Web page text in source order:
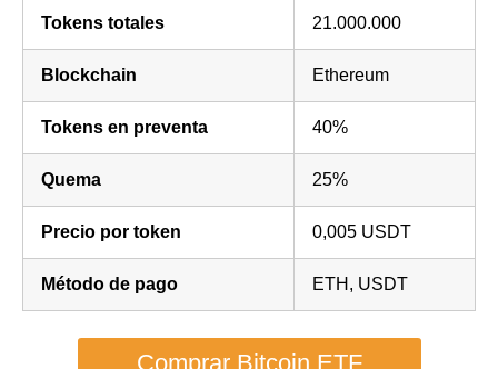
Tokens totales 21.000.000
Blockchain Ethereum
Tokens en preventa 40%
Quema 25%
Precio por token 0,005 USDT
Método de pago ETH, USDT
Comprar Bitcoin ETF